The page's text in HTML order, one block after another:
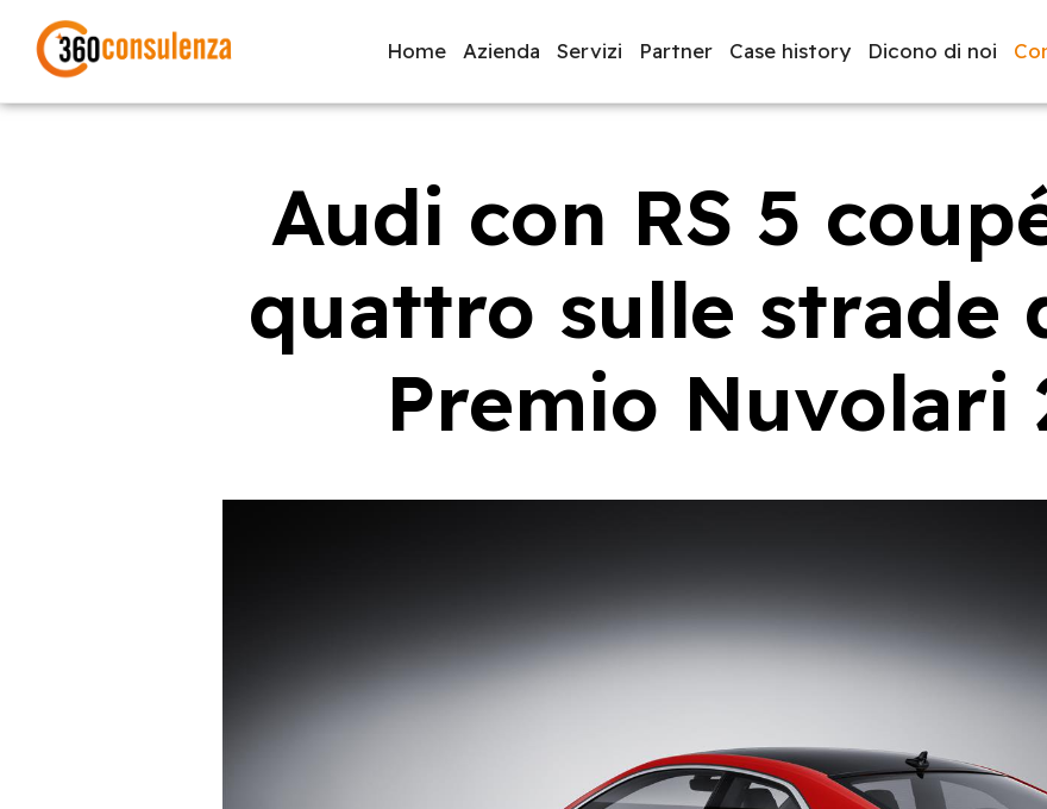
Home Azienda Servizi Partner Case history Dicono di noi
Bandi ISO 27001 Sviluppo software BeeProd
Audi con RS 5
quattro sulle strade
Premio Nuvolari